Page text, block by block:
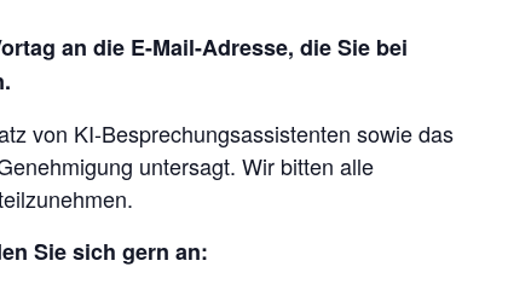
an die E-Mail-Adresse, die Sie bei
von KI-Besprechungsassistenten sowie das
untersagt. Wir bitten alle
Sie sich gern an: